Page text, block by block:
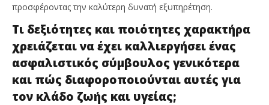
προσφέροντας την καλύτερη δυνατή εξυπηρέτηση.
Τι δεξιότητες και ποιότητες χαρακτήρα
χρειάζεται να έχει καλλιεργήσει ένας
ασφαλιστικός σύμβουλος γενικότερα
και πώς διαφοροποιούνται αυτές για
τον κλάδο ζωής και υγείας;